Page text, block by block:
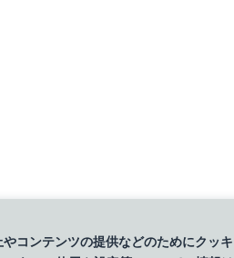
コンテンツの提供などのためにク